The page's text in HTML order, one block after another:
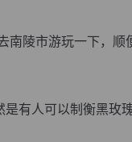
陵市游玩一下，顺
人可以制衡黑玫